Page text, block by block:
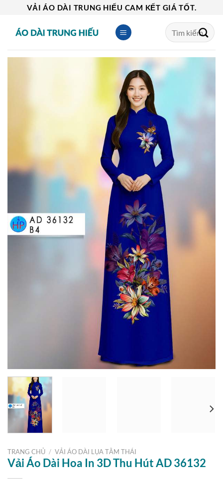
content
VẢI ÁO DÀI TRUNG HIẾU CAM KẾT GIÁ TỐT.
Tìm
kiếm:
TRANG CHỦ / VẢI ÁO DÀI LỤA TẰM THÁI
Vải Áo Dài Hoa In 3D Thu Hút AD 36132